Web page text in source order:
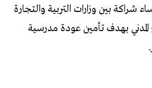
شراكة بين وزارات التربية والتجارة
بهدف تأمين عودة مدرسية